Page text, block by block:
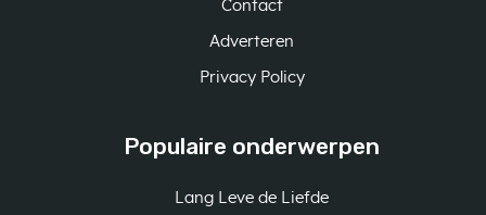
Contact
Adverteren
Privacy Policy
Populaire onderwerpen
Lang Leve de Liefde